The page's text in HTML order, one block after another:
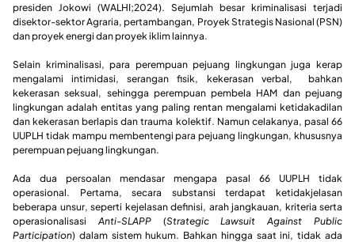
presiden Jokowi (WALHI;2024). Sejumlah besar kriminalisasi terjadi
disektor-sektor Agraria, pertambangan, Proyek Strategis Nasional (PSN)
dan proyek energi dan proyek iklim lainnya.
Selain kriminalisasi, para perempuan pejuang lingkungan juga kerap
mengalami intimidasi, serangan fisik, kekerasan verbal, bahkan
kekerasan seksual, sehingga perempuan pembela HAM dan pejuang
lingkungan adalah entitas yang paling rentan mengalami ketidakadilan
dan kekerasan berlapis dan trauma kolektif. Namun celakanya, pasal 66
UUPLH tidak mampu membentengi para pejuang lingkungan, khususnya
perempuan pejuang lingkungan.
Ada dua persoalan mendasar mengapa pasal 66 UUPLH tidak
operasional. Pertama, secara substansi terdapat ketidakjelasan
beberapa unsur, seperti kejelasan definisi, arah jangkauan, kriteria serta
operasionalisasi Anti-SLAPP(Strategic Lawsuit Against Public
Participation) dalam sistem hukum. Bahkan hingga saat ini, tidak ada